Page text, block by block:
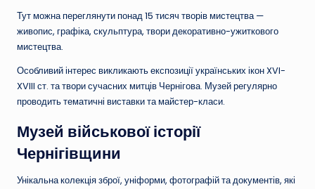
Тут можна переглянути понад 15 тисяч творів мистецтва —
живопис, графіка, скульптура, твори декоративно-ужиткового
мистецтва.
Особливий інтерес викликають експозиції українських ікон XVI-
XVIII ст. та твори сучасних митців Чернігова. Музей регулярно
проводить тематичні виставки та майстер-класи.
Музей військової історії
Чернігівщини
Унікальна колекція зброї, уніформи, фотографій та документів, які